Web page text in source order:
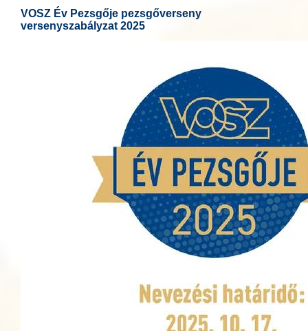
VOSZ Év Pezsgője pezsgőverseny
versenyszabályzat 2025